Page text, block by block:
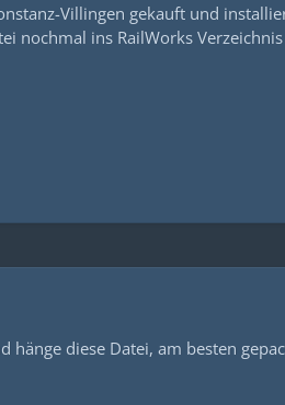
Villingen gekauft und
nochmal ins RailWorks
hänge diese Datei, am besten